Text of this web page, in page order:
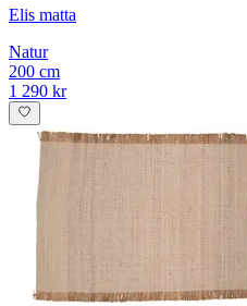
Elis matta
Natur
200 cm
1 290 kr